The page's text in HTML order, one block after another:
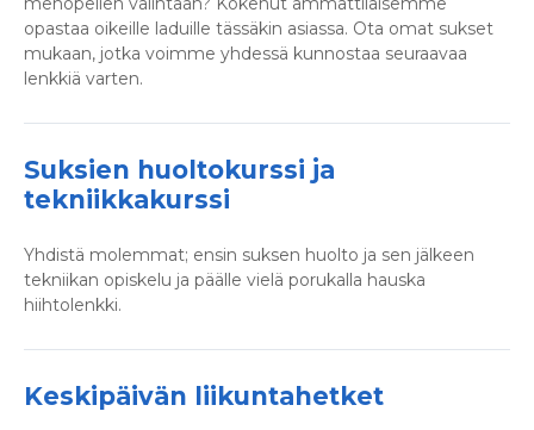
opastaa oikeille laduille tässäkin asiassa. Ota omat sukset
mukaan, jotka voimme yhdessä kunnostaa seuraavaa
lenkkiä varten.
Suksien huoltokurssi ja
tekniikkakurssi
Yhdistä molemmat; ensin suksen huolto ja sen jälkeen
tekniikan opiskelu ja päälle vielä porukalla hauska
hiihtolenkki.
Keskipäivän liikuntahetket